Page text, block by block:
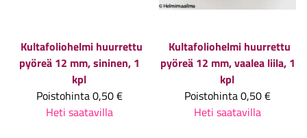
Kultafoliohelmi huurrettu
pyöreä 12 mm, sininen, 1
kpl
Poistohinta0,50 €
Heti saatavilla
Kultafoliohelmi huurrettu
pyöreä 12 mm, vaalea liila, 1
kpl
Poistohinta0,50 €
Heti saatavilla